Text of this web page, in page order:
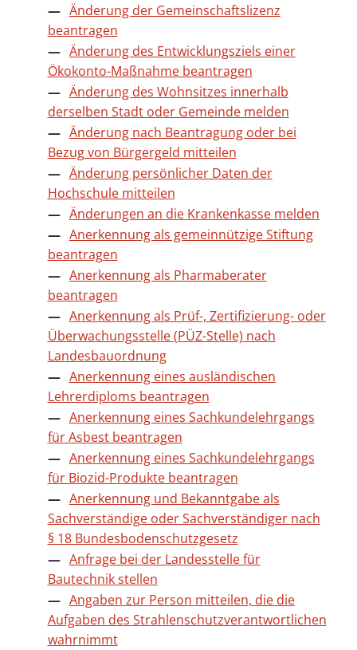
Änderung der Gemeinschaftslizenz
beantragen
Änderung des Entwicklungsziels einer
Ökokonto-Maßnahme beantragen
Änderung des Wohnsitzes innerhalb
derselben Stadt oder Gemeinde melden
Änderung nach Beantragung oder bei
Bezug von Bürgergeld mitteilen
Änderung persönlicher Daten der
Hochschule mitteilen
Änderungen an die Krankenkasse melden
Anerkennung als gemeinnützige Stiftung
beantragen
Anerkennung als Pharmaberater
beantragen
Anerkennung als Prüf-, Zertifizierung- oder
Überwachungsstelle (PÜZ-Stelle) nach
Landesbauordnung
Anerkennung eines ausländischen
Lehrerdiploms beantragen
Anerkennung eines Sachkundelehrgangs
für Asbest beantragen
Anerkennung eines Sachkundelehrgangs
für Biozid-Produkte beantragen
Anerkennung und Bekanntgabe als
Sachverständige oder Sachverständiger nach
§ 18 Bundesbodenschutzgesetz
Anfrage bei der Landesstelle für
Bautechnik stellen
Angaben zur Person mitteilen, die die
Aufgaben des Strahlenschutzverantwortlichen
wahrnimmt